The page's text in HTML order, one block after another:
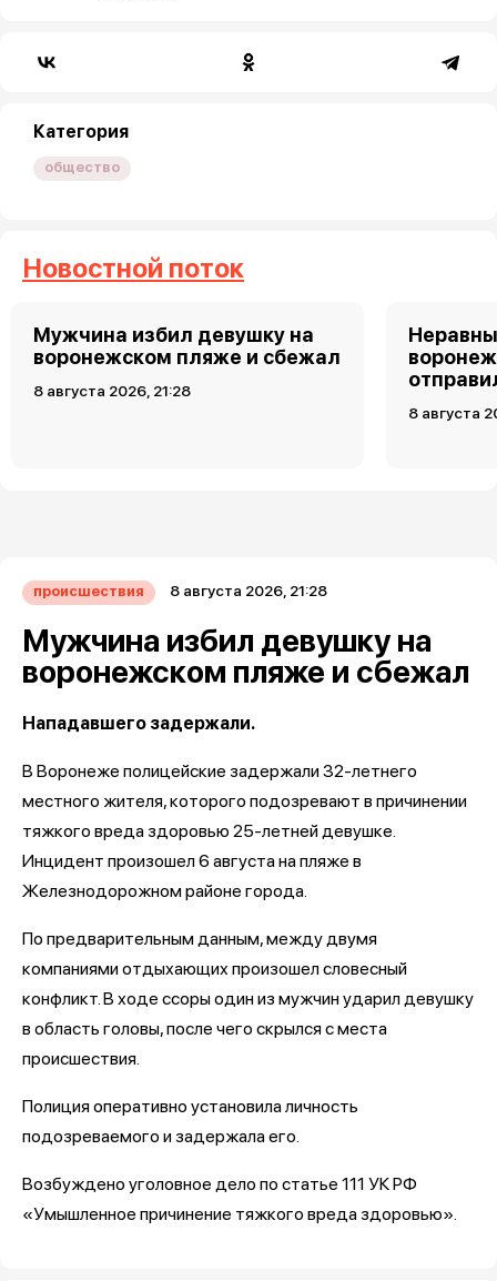
Категория
общество
Новостной поток
Мужчина избил девушку на
воронежском пляже и сбежал
8 августа 2026, 21:28
8 августа
происшествия 8 августа 2026, 21:28
Мужчина избил девушку на
воронежском пляже и сбежал
Нападавшего задержали.
В Воронеже полицейские задержали 32-летнего
местного жителя, которого подозревают в причинении
тяжкого вреда здоровью 25-летней девушке.
Инцидент произошел 6 августа на пляже в
Железнодорожном районе города.
По предварительным данным, между двумя
компаниями отдыхающих произошел словесный
конфликт. В ходе ссоры один из мужчин ударил девушку
в область головы, после чего скрылся с места
происшествия.
Полиция оперативно установила личность
подозреваемого и задержала его.
Возбуждено уголовное дело по статье 111 УК РФ
«Умышленное причинение тяжкого вреда здоровью».